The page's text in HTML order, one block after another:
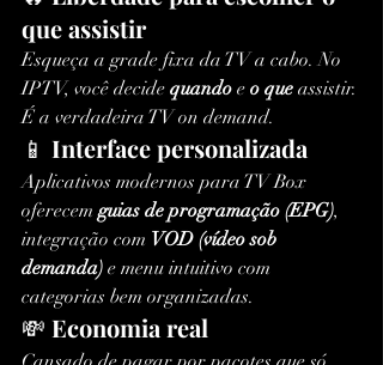
que assistir
Esqueça a grade fixa da TV a cabo. No
IPTV, você decide quando e o que assistir.
É a verdadeira TV on demand.
📱 Interface personalizada
Aplicativos modernos para TV Box
oferecem guias de programação (EPG),
integração com VOD (vídeo sob
demanda) e menu intuitivo com
categorias bem organizadas.
💸 Economia real